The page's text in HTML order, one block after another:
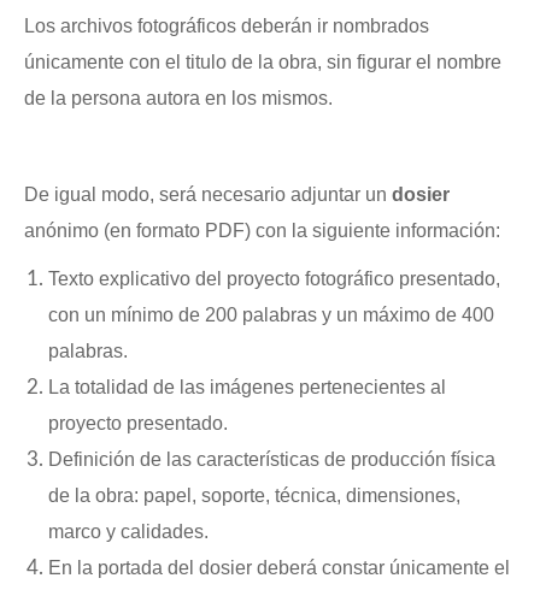
Los archivos fotográficos deberán ir nombrados
únicamente con el titulo de la obra, sin figurar el nombre
de la persona autora en los mismos.
De igual modo, será necesario adjuntar un dosier
anónimo (en formato PDF) con la siguiente información:
Texto explicativo del proyecto fotográfico presentado,
con un mínimo de 200 palabras y un máximo de 400
palabras.
La totalidad de las imágenes pertenecientes al
proyecto presentado.
Definición de las características de producción física
de la obra: papel, soporte, técnica, dimensiones,
marco y calidades.
En la portada del dosier deberá constar únicamente el